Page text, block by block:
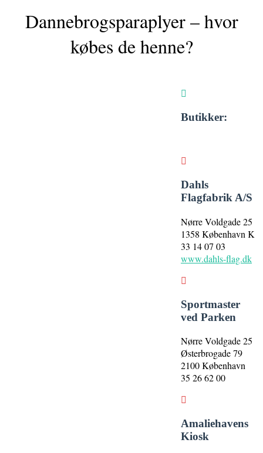
Dannebrogsparaplyer – hvor
købes de henne?
Butikker:
Dahls
Flagfabrik A/S
Nørre Voldgade 25
1358 København K
33 14 07 03
www.dahls-flag.dk
Sportmaster
ved Parken
Nørre Voldgade 25
Østerbrogade 79
2100 København
35 26 62 00
Amaliehavens
Kiosk